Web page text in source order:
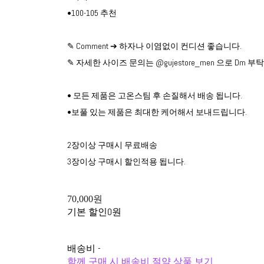
•100-105 추천
✎ Comment ➔ 하자나 이염없이 컨디션 좋습니다.
✎ 자세한 사이즈 문의는 @gujestore_men 으로 Dm 부
• 모든 제품은 고온스팀 후 손질해서 배송 됩니다.
•보풀 있는 제품은 최대한 케어해서 보내드립니다.
2장이상 구매시 무료배송
3장이상 구매시 할인적용 됩니다.
70,000원
기본 할인0원
배송비-
함께 구매 시 배송비 절약 상품 보기